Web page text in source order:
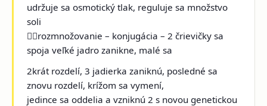
udržuje sa osmotický tlak, reguluje sa množstvo
soli
rozmnožovanie – konjugácia – 2 črievičky sa
spoja veľké jadro zanikne, malé sa
2krát rozdelí, 3 jadierka zaniknú, posledné sa
znovu rozdelí, krížom sa vymení,
jedince sa oddelia a vzniknú 2 s novou genetickou